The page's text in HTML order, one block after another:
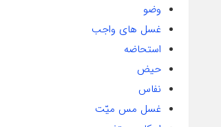
وضو
غسل های واجب
استحاضه
حیض
نفاس
غسل مس میّت